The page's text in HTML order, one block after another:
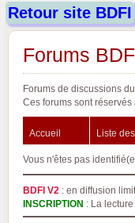
Retour site BDFI
Forums
Forums de discussions
Ces forums sont réservés
Accueil Liste
Vous n'êtes pas
BDFI V2 : en diffusion
INSCRIPTION : La